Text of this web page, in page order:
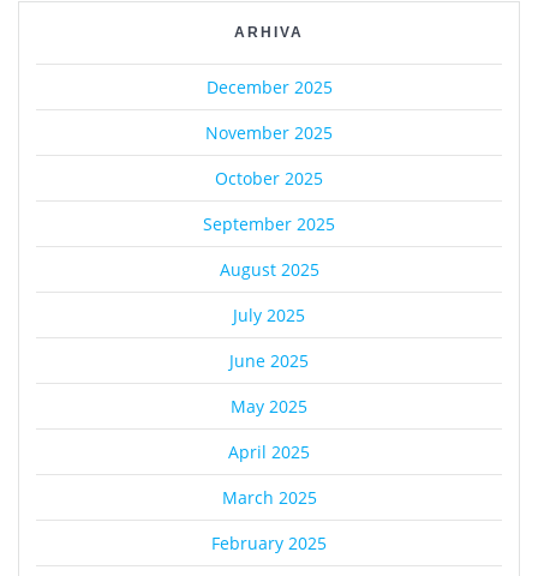
ARHIVA
December 2025
November 2025
October 2025
September 2025
August 2025
July 2025
June 2025
May 2025
April 2025
March 2025
February 2025